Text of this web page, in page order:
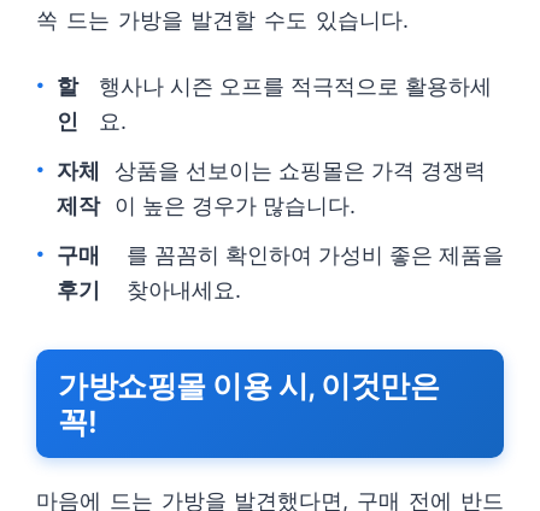
쏙 드는 가방을 발견할 수도 있습니다.
할
인
행사나 시즌 오프를 적극적으로 활용하세
요.
자체
제작
상품을 선보이는 쇼핑몰은 가격 경쟁력
이 높은 경우가 많습니다.
구매
후기
를 꼼꼼히 확인하여 가성비 좋은 제품을
찾아내세요.
가방쇼핑몰 이용 시, 이것만은
꼭!
마음에 드는 가방을 발견했다면, 구매 전에 반드